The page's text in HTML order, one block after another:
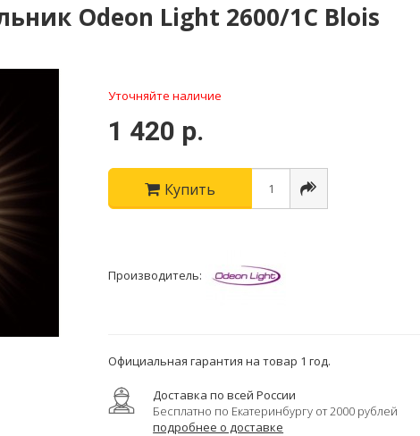
Odeon Light 2600/1C Blois
Уточняйте наличие
1 420 р.
Купить
Производитель:
Официальная гарантия на товар 1 год.
Доставка по всей России
Бесплатно по Екатеринбургу от 2000 рублей
подробнее о доставке